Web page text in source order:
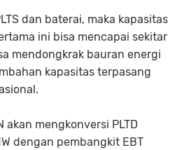
dan baterai, maka kapasitas
ini bisa mencapai sekitar
mendongkrak bauran energi
kapasitas terpasang
akan mengkonversi PLTD
dengan pembangkit EBT